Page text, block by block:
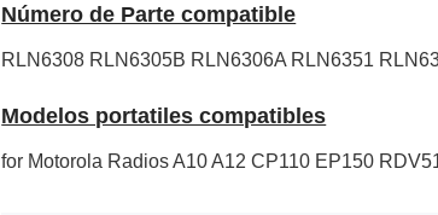
Número de Parte compatible
RLN6308 RLN6305B RLN6306A RLN6351
Modelos portatiles compatibles
for Motorola Radios A10 A12 CP110 EP150